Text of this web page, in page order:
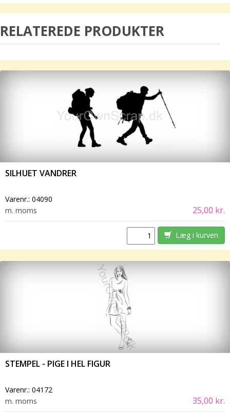
RELATEREDE PRODUKTER
SILHUET VANDRER
Varenr.: 04090
m. moms
25,00 kr.
Læg i kurven
STEMPEL - PIGE I HEL FIGUR
Varenr.: 04172
m. moms
35,00 kr.